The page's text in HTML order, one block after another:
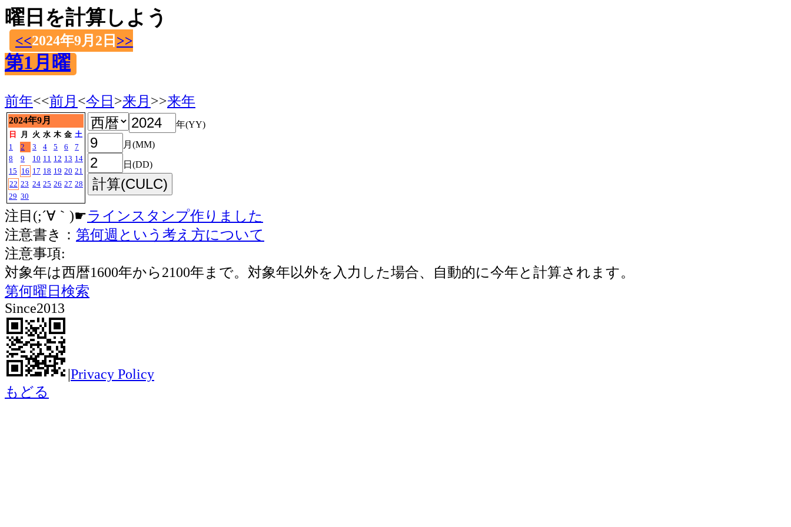
曜日を計算しよう
<<2024年9月2日 >>
第1月曜
前年<<前月 <今日 >来月 >>来年
2024年9月
日 月 火 水 木 金 土
1
2 3 4 5 6
7
8
9 10 11 12 13 14
15 16 17 18 19 20 21
22 23 24 25 26 27 28
29 30
年(YY)
月(MM)
日(DD)
注目(;´∀｀)☛ラインスタンプ作りました
注意書き： 第何週という考え方について
注意事項:
対象年は西暦1600年から2100年まで。対象年以外を入力した場合、自動的に今年と計算されます。
第何曜日検索
Since2013
|Privacy Policy
もどる